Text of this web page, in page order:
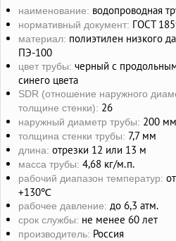
наименование: водопроводная
нормативный документ: ГОСТ
материал: полиэтилен низкого
ПЭ-100
цвет трубы: черный с
синего цвета
SDR (отношение наружного
толщине стенки): 26
наружный диаметр трубы: 200 мм
толщина стенки трубы: 7,7 мм
длина: отрезки 12 или 13 м
масса трубы: 4,68 кг/м.п.
рабочий диапазон температур:
+130℃
рабочее давление: до 6,3 атм.
срок службы: не менее 60 лет
производитель: Россия